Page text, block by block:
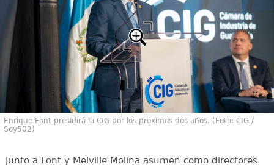
Enrique Font presidirá la CIG por los próximos dos años. (Foto: CIG /
Soy502)
Junto a Font y Melville Molina asumen como directores